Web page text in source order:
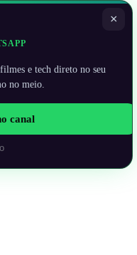
×
e tech direto no seu
no meio.
canal